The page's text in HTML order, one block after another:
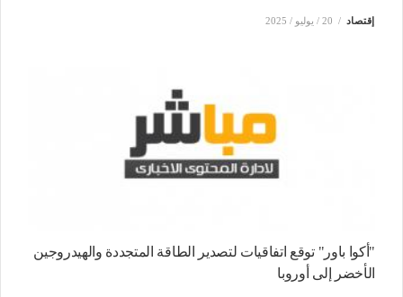
إقتصاد 20 / يوليو / 2025
"أكوا باور" توقع اتفاقيات لتصدير الطاقة المتجددة والهيدروجين
الأخضر إلى أوروبا